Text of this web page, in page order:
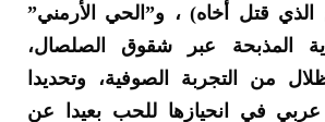
الذي قتل أخاه) ، و”الحي الأرمني”
المذبحة عبر شقوق الصلصال،
من التجربة الصوفية، وتحديدا
في انحيازها للحب بعيدا عن